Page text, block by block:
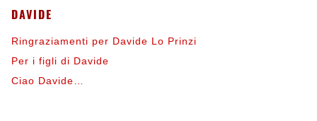
DAVIDE
Ringraziamenti per Davide Lo Prinzi
Per i figli di Davide
Ciao Davide…